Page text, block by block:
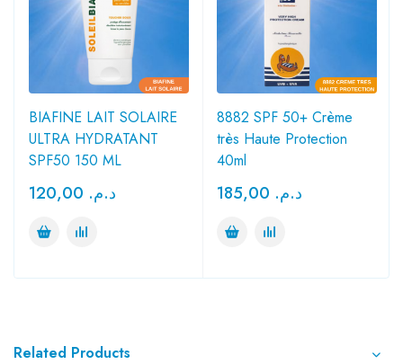
BIAFINE LAIT SOLAIRE
ULTRA HYDRATANT
SPF50 150 ML
د.م.
8882 SPF 50+ Crème
très Haute Protection
40ml
د.م.
Related Products